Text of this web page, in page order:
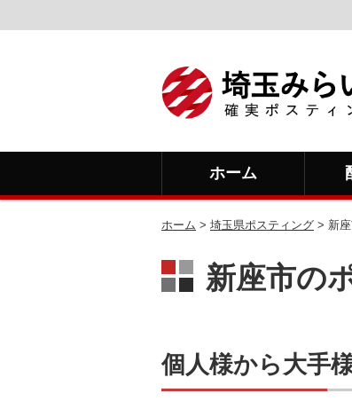
ホーム
ホーム > 埼玉県ポスティング > 新
新座市の
個人様から大手